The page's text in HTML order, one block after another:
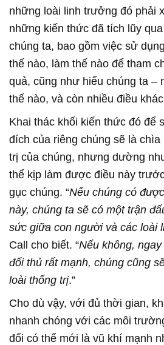
những loài linh trưởng đó phải
những kiến thức đã tích lũy
chúng ta, bao gồm việc sử
thế nào, làm thế nào để tham
quả, cũng như hiểu chúng ta –
thế nào, và còn nhiều điều
Khai thác khối kiến thức đó để
đích của riêng chúng sẽ là
trị của chúng, nhưng dường
thể kịp làm được điều này
gục chúng. “Nếu chúng có
này, chúng ta sẽ có một trận
sức giữa con người và các loài
Call cho biết. “Nếu không,
đối thủ rất mạnh, chúng cũng
loài thống trị.”
Cho dù vậy, với đủ thời gian,
nhanh chóng với các môi
đổi có thể mới là vũ khí mạnh